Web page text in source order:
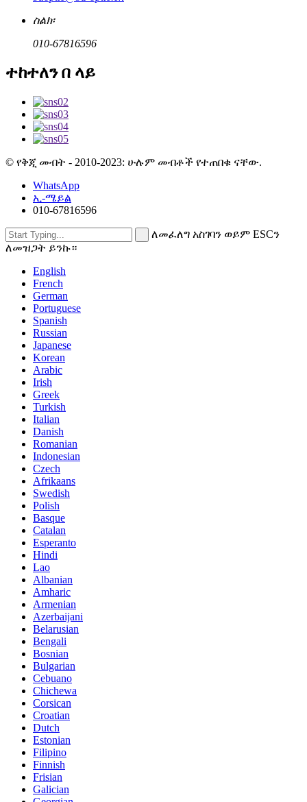
ስልክ፡
010-67816596
ተከተለን በ ላይ
© የቅጂ መብት - 2010-2023: ሁሉም መብቶች የተጠበቁ ናቸው.
WhatsApp
ኢ-ሜይል
010-67816596
ለመፈለግ አስገባን ወይም ESCን
ለመዝጋት ይንኩ።
English
French
German
Portuguese
Spanish
Russian
Japanese
Korean
Arabic
Irish
Greek
Turkish
Italian
Danish
Romanian
Indonesian
Czech
Afrikaans
Swedish
Polish
Basque
Catalan
Esperanto
Hindi
Lao
Albanian
Amharic
Armenian
Azerbaijani
Belarusian
Bengali
Bosnian
Bulgarian
Cebuano
Chichewa
Corsican
Croatian
Dutch
Estonian
Filipino
Finnish
Frisian
Galician